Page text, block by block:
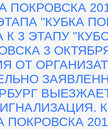
ПОКРОВСКА
"КУБКА
К 3 ЭТАПУ
3
ОТ
ПОКРОВСКА